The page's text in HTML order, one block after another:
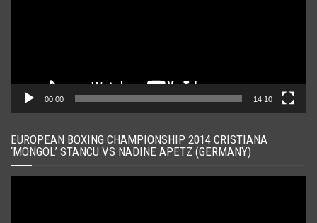
00:00 14:10
EUROPEAN BOXING CHAMPIONSHIP 2014 CRISTIANA
‘MONGOL’ STANCU VS NADINE APETZ (GERMANY)